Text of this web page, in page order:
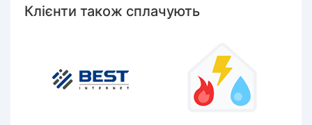
Клієнти також сплачують